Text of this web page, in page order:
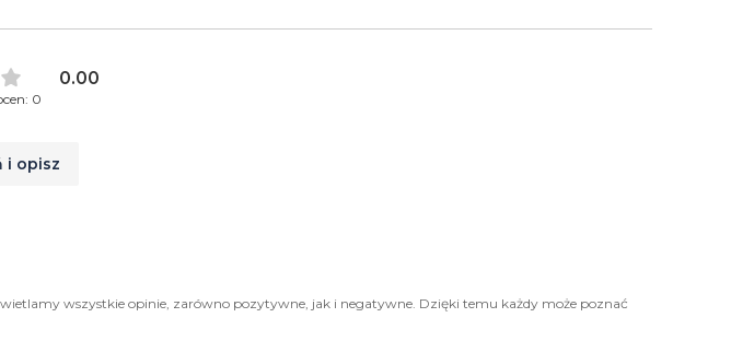
0.00
0
i opisz
wszystkie opinie, zarówno pozytywne, jak i negatywne. Dzięki temu każdy może poznać